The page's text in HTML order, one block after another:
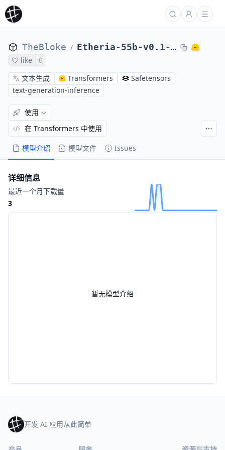
TheBloke / Etheria-55b-v0.1-GPTQ
like
0
文本生成
Transformers
Safetensors
text-generation-inference
模型介绍 模型文件 Issues
使用
在 Transformers 中使用
暂无模型介绍
详细信息
最近一个月下载量
3
开发 AI 应用从此简单